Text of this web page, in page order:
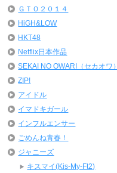
ＧＴＯ２０１４
HiGH&LOW
HKT48
Netflix日本作品
SEKAI NO OWARI（セカオワ）
ZIP!
アイドル
イマドキガール
インフルエンサー
ごめんね青春！
ジャニーズ
キスマイ(Kis-My-Ft2)